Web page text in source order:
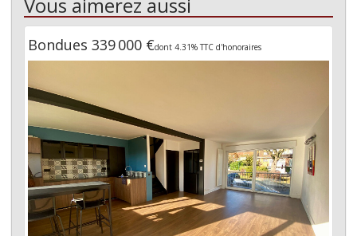
Vous aimerez aussi
Bondues 339 000 €dont 4.31% TTC d'honoraires